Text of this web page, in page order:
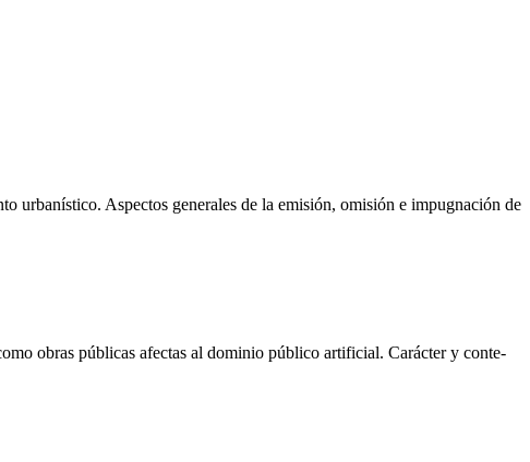
urbanístico. Aspectos generales de la emisión, omisión e impugnación de
obras públicas afectas al dominio público artificial. Carácter y conte-